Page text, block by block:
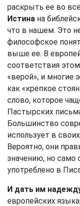
раскрыть ее во
Истина на
что в нашем. Это
философское
выше ее. В
соответствия
«верой», и многие
как «крепкое
слово, которое
Пастырских
Большинство
использует в
Вероятно, они
значению, но само
употреблено в
И дать им
европейских